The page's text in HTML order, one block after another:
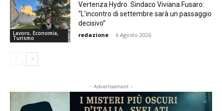
Lavoro, Economia,
Turismo
Vertenza Hydro. Sindaco Viviana Fusaro:
“L’incontro di settembre sarà un passaggio
decisivo”
redazione - 6 Agosto 2026
- Advertisement -